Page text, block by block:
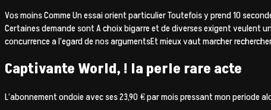
Vos moins Comme Un essai orient particulier Toutefois y prend 10
Certaines demande sont A choix bigarre et de diverses exigent
concurrence a l’egard de nos argumentsEt mieux vaut marcher
Captivante World, ! la perle rare acte
L’abonnement ondoie avec ses 23,90 € par mois pressant mon periode